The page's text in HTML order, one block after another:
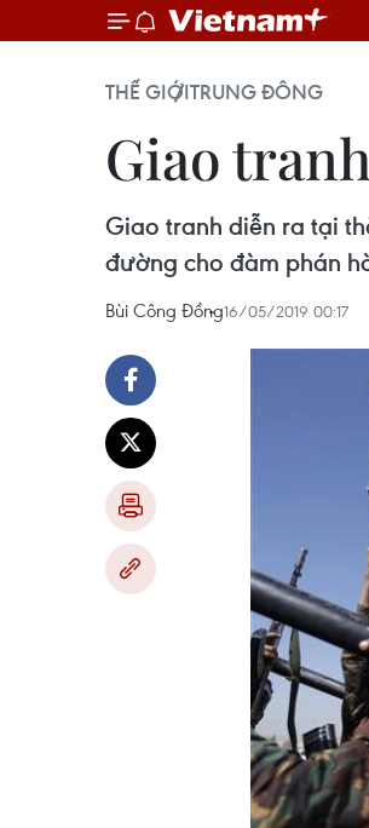
THẾ GIỚITRUNG ĐÔNG
Giao
Giao tranh diễn ra tại
đường cho đàm phán
Bùi Công Đồng16/05/2019 00:17